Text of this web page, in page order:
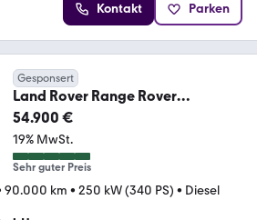
Kontakt Parken
Gesponsert
Land Rover Range Rover
Autobiography. 2 Hand. HU/AU
Neu
54.900 €
19% MwSt.
Sehr guter Preis
90.000 km • 250 kW (340 PS) • Diesel